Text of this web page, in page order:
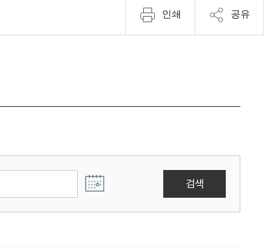
집
안
인쇄 공유
검색